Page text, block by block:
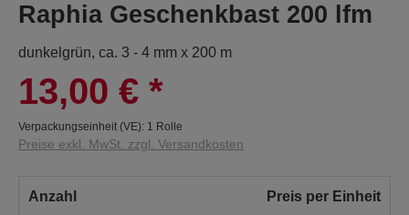
Raphia Geschenkbast 200 lfm
dunkelgrün, ca. 3 - 4 mm x 200 m
13,00 € *
Verpackungseinheit (VE): 1 Rolle
Preise exkl. MwSt. zzgl. Versandkosten
Anzahl Preis per Einheit